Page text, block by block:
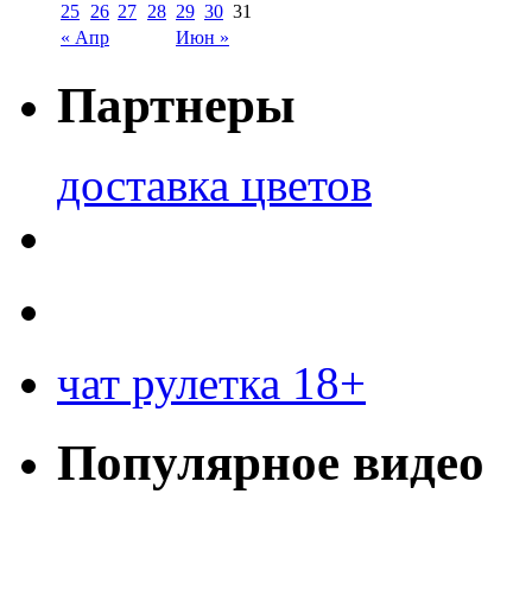
« Апр Июн »
25 26 27 28 29 30 31
Партнеры
доставка цветов
чат рулетка 18+
Популярное видео